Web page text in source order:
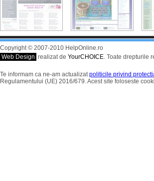
Copyright © 2007-2010 HelpOnline.ro
Web Design realizat de YourCHOICE. Toate drepturile
Te informam ca ne-am actualizatpoliticile privind
Regulamentului (UE) 2016/679. Acest site foloseste